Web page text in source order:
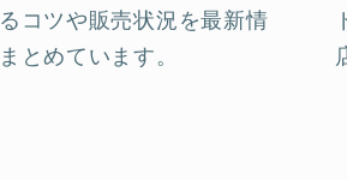
コツや販売状況を最新情
とめています。